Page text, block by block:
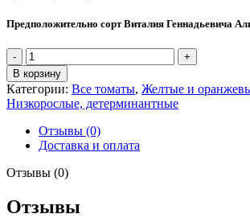
Предположительно сорт Виталия Геннадьевича
Количество
товара
Казахстанский
Янтарь
Оранжевый
(Казахстан)
В корзину
Категории: Все томаты, Желтые и
Низкорослые, детерминантные
Отзывы (0)
Доставка и оплата
Отзывы (0)
Отзывы